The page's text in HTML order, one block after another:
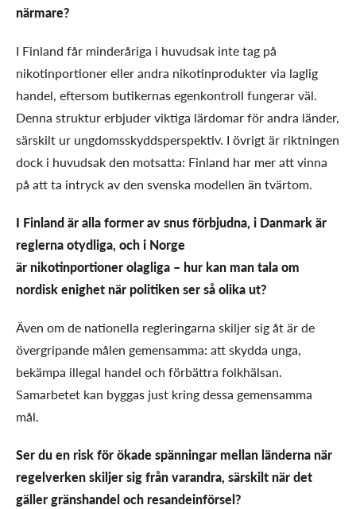
närmare?
I Finland får minderåriga i huvudsak inte tag på
nikotinportioner eller andra nikotinprodukter via laglig
handel, eftersom butikernas egenkontroll fungerar väl.
Denna struktur erbjuder viktiga lärdomar för andra länder,
särskilt ur ungdomsskyddsperspektiv. I övrigt är riktningen
dock i huvudsak den motsatta: Finland har mer att vinna
på att ta intryck av den svenska modellen än tvärtom.
I Finland är alla former av snus förbjudna, i Danmark är
reglerna otydliga, och i Norge
är nikotinportioner olagliga – hur kan man tala om
nordisk enighet när politiken ser så olika ut?
Även om de nationella regleringarna skiljer sig åt är de
övergripande målen gemensamma: att skydda unga,
bekämpa illegal handel och förbättra folkhälsan.
Samarbetet kan byggas just kring dessa gemensamma
mål.
Ser du en risk för ökade spänningar mellan länderna när
regelverken skiljer sig från varandra, särskilt när det
gäller gränshandel och resandeinförsel?